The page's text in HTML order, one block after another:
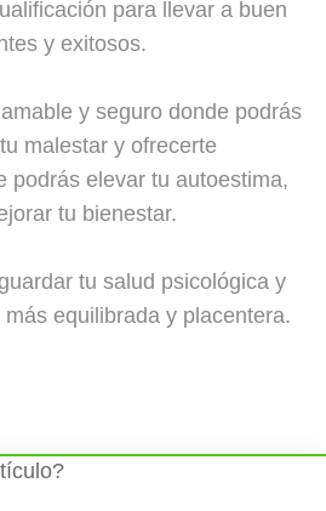
para llevar a buen
y exitosos.
y seguro donde podrás
malestar y ofrecerte
podrás elevar tu autoestima,
tu bienestar.
tu salud psicológica y
equilibrada y placentera.